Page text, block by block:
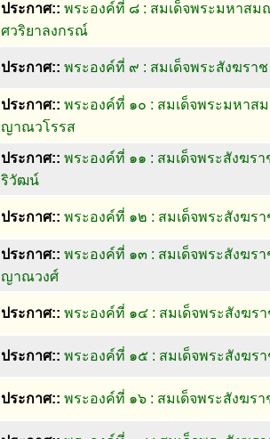
ประกาศ:: พระองค์ที่ ๘ : สมเด็จพระมหาสม
ศวริยาลงกรณ์
ประกาศ:: พระองค์ที่ ๙ : สมเด็จพระสังฆราช
ประกาศ:: พระองค์ที่ ๑๐ : สมเด็จพระมหาส
ญาณวโรรส
ประกาศ:: พระองค์ที่ ๑๑ : สมเด็จพระสังฆร
ริวัฒน์
ประกาศ:: พระองค์ที่ ๑๒ : สมเด็จพระสังฆรา
ประกาศ:: พระองค์ที่ ๑๓ : สมเด็จพระสังฆรา
ญาณวงศ์
ประกาศ:: พระองค์ที่ ๑๔ : สมเด็จพระสังฆร
ประกาศ:: พระองค์ที่ ๑๕ : สมเด็จพระสังฆร
ประกาศ:: พระองค์ที่ ๑๖ : สมเด็จพระสังฆรา